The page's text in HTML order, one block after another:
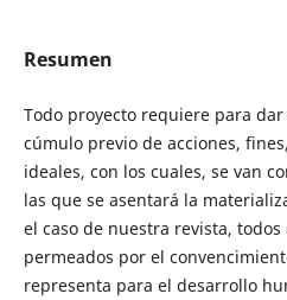
Resumen
Todo proyecto requiere para
cúmulo previo de acciones,
ideales, con los cuales, se van
las que se asentará la
el caso de nuestra revista,
permeados por el
representa para el desarrollo